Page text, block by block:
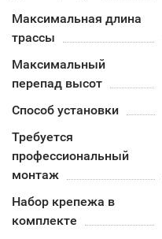
Максимальная длина
трассы
Максимальный
перепад высот
Способ установки
Требуется
профессиональный
монтаж
Набор крепежа в
комплекте